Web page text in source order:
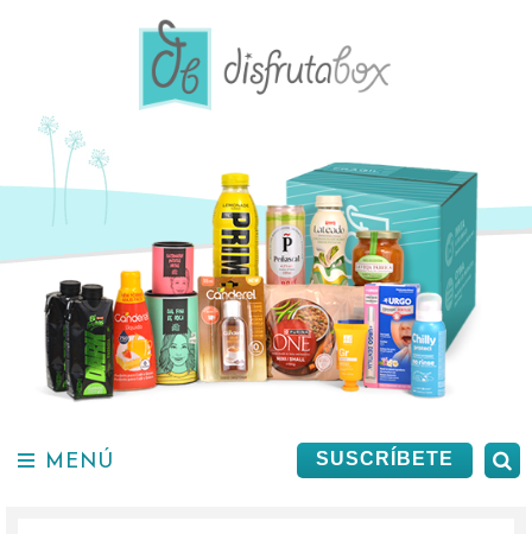
SUSCRÍBETE
MENÚ